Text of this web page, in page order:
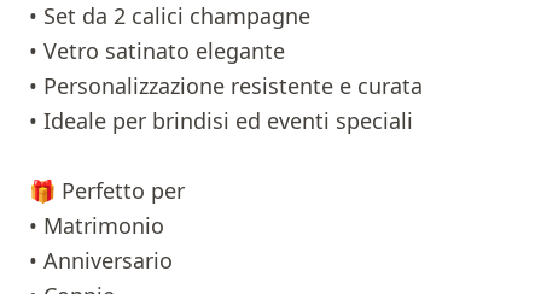
• Set da 2 calici champagne
• Vetro satinato elegante
• Personalizzazione resistente e curata
• Ideale per brindisi ed eventi speciali
🎁 Perfetto per
• Matrimonio
• Anniversario